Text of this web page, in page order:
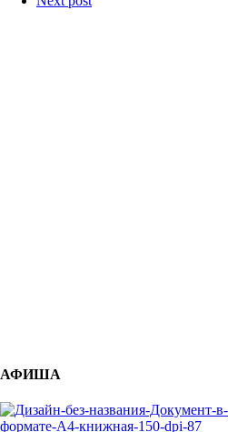
АФИША